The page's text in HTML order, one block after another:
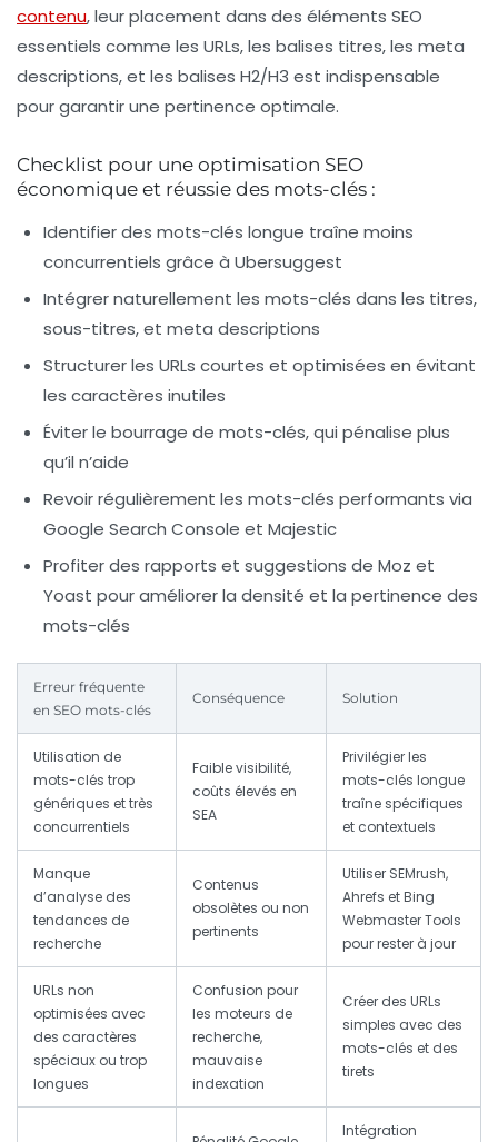
contenu, leur placement dans des éléments SEO
essentiels comme les URLs, les balises titres, les meta
descriptions, et les balises H2/H3 est indispensable
pour garantir une pertinence optimale.
Checklist pour une optimisation SEO
économique et réussie des mots-clés :
Identifier des mots-clés longue traîne moins
concurrentiels grâce à Ubersuggest
Intégrer naturellement les mots-clés dans les titres,
sous-titres, et meta descriptions
Structurer les URLs courtes et optimisées en évitant
les caractères inutiles
Éviter le bourrage de mots-clés, qui pénalise plus
qu’il n’aide
Revoir régulièrement les mots-clés performants via
Google Search Console et Majestic
Profiter des rapports et suggestions de Moz et
Yoast pour améliorer la densité et la pertinence des
mots-clés
Erreur fréquente
en SEO mots-clés
Conséquence Solution
Utilisation de
mots-clés trop
génériques et très
concurrentiels
Faible visibilité,
coûts élevés en
SEA
Privilégier les
mots-clés longue
traîne spécifiques
et contextuels
Manque
d’analyse des
tendances de
recherche
Contenus
obsolètes ou non
pertinents
Utiliser SEMrush,
Ahrefs et Bing
Webmaster Tools
pour rester à jour
URLs non
optimisées avec
des caractères
spéciaux ou trop
longues
Confusion pour
les moteurs de
recherche,
mauvaise
indexation
Créer des URLs
simples avec des
mots-clés et des
tirets
Intégration